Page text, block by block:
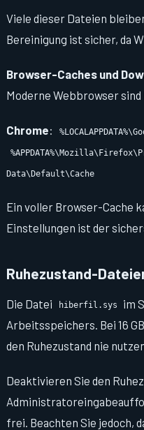
Viele dieser Dateien
Bereinigung ist sicher, da
Browser-Caches und
Moderne Webbrowser
Chrome:
Data\Default\Cache
Ein voller Browser-Cache
Einstellungen ist der
Ruhezustand-
Die Datei hiberfil.sys
im
Arbeitsspeichers. Bei 16
den Ruhezustand nie
Deaktivieren Sie den
frei. Beachten Sie jedoch,